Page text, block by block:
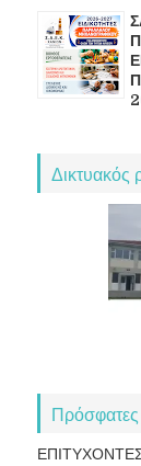
Δικτυακός
Πρόσφατες